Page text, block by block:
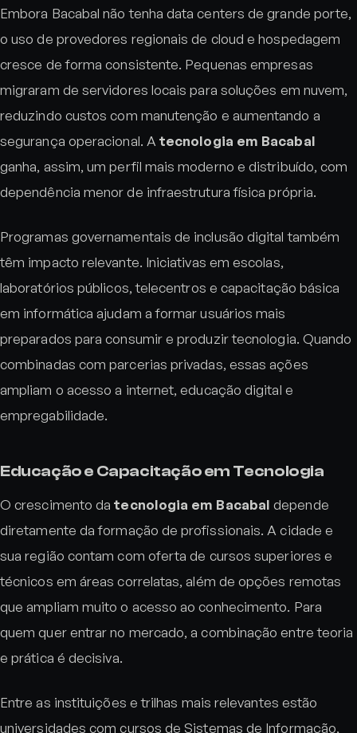
Embora Bacabal não tenha data centers de grande porte,
o uso de provedores regionais de cloud e hospedagem
cresce de forma consistente. Pequenas empresas
migraram de servidores locais para soluções em nuvem,
reduzindo custos com manutenção e aumentando a
segurança operacional. Atecnologia em Bacabal
ganha, assim, um perfil mais moderno e distribuído, com
dependência menor de infraestrutura física própria.
Programas governamentais de inclusão digital também
têm impacto relevante. Iniciativas em escolas,
laboratórios públicos, telecentros e capacitação básica
em informática ajudam a formar usuários mais
preparados para consumir e produzir tecnologia. Quando
combinadas com parcerias privadas, essas ações
ampliam o acesso a internet, educação digital e
empregabilidade.
Educação e Capacitação em Tecnologia
O crescimento datecnologia em Bacabal depende
diretamente da formação de profissionais. A cidade e
sua região contam com oferta de cursos superiores e
técnicos em áreas correlatas, além de opções remotas
que ampliam muito o acesso ao conhecimento. Para
quem quer entrar no mercado, a combinação entre teoria
e prática é decisiva.
Entre as instituições e trilhas mais relevantes estão
universidades com cursos de Sistemas de Informação,